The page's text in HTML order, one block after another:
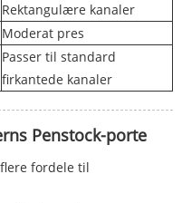
Rektangulære kanaler
Moderat pres
Passer til standard
firkantede kanaler
Penstock-porte
fordele til